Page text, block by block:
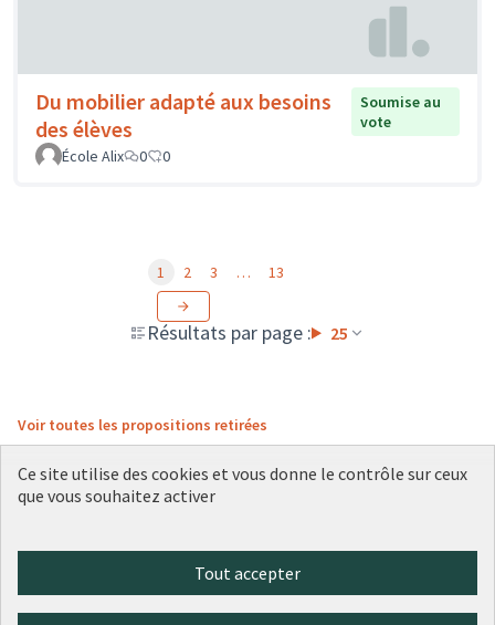
Du mobilier adapté aux besoins
des élèves
Soumise au
vote
École Alix
0 0
Résultats par page : 25
1 2 3 … 13
Voir toutes les propositions retirées
(Lien externe)
(Lien externe)
(Lien externe)
(Lien externe)
(Lien externe)
Ce site utilise des cookies et vous donne le contrôle sur ceux
que vous souhaitez activer
Tout accepter